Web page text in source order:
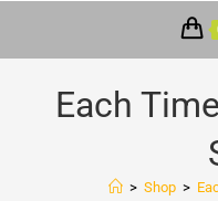
Each
> Shop >